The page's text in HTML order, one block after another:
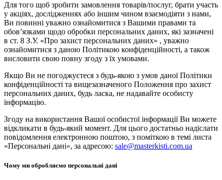
Для того щоб зробити замовлення товарів/послуг, брати участь
у акціях, дослідженнях або іншим чином взаємодіяти з нами,
Ви повинні уважно ознайомитися з Вашими правами та
обов’язками щодо обробки персональних даних, які зазначені
в ст. 8 З.У. «Про захист персональних даних» , уважно
ознайомитися з даною Політикою конфіденційності, а також
висловити свою повну згоду з їх умовами.
Якщо Ви не погоджуєтеся з будь-якою з умов даної Політики
конфіденційності та вищезазначеного Положення про захист
персональних даних, будь ласка, не надавайте особисту
інформацію.
Згоду на використання Вашої особистої інформації Ви можете
відкликати в будь-який момент. Для цього достатньо надіслати
повідомлення електронною поштою, з поміткою в темі листа
«Персональні дані», за адресою: sale@masterkisti.com.ua
Чому ми обробляємо персональні дані